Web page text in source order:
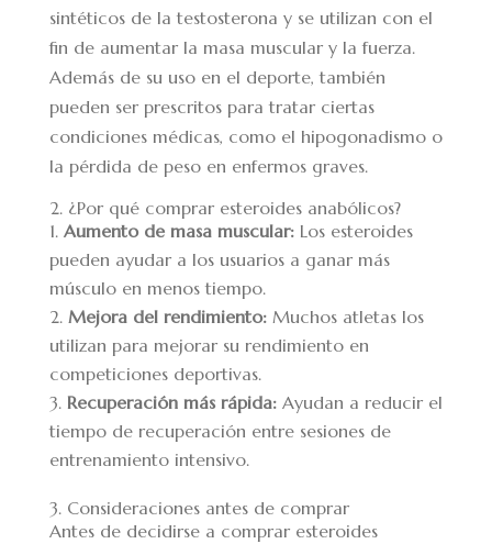
sintéticos de la testosterona y se utilizan con el
fin de aumentar la masa muscular y la fuerza.
Además de su uso en el deporte, también
pueden ser prescritos para tratar ciertas
condiciones médicas, como el hipogonadismo o
la pérdida de peso en enfermos graves.
2. ¿Por qué comprar esteroides anabólicos?
Aumento de masa muscular:Los esteroides
pueden ayudar a los usuarios a ganar más
músculo en menos tiempo.
Mejora del rendimiento:Muchos atletas los
utilizan para mejorar su rendimiento en
competiciones deportivas.
Recuperación más rápida:Ayudan a reducir el
tiempo de recuperación entre sesiones de
entrenamiento intensivo.
3. Consideraciones antes de comprar
Antes de decidirse a comprar esteroides